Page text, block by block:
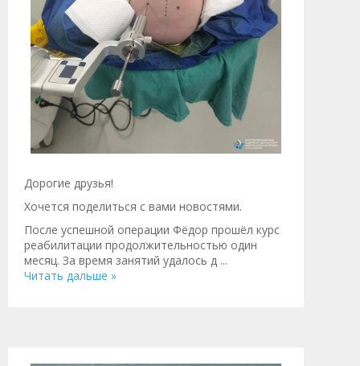
Дорогие друзья!
Хочется поделиться с вами новостями.
После успешной операции Фёдор прошёл курс
реабилитации продолжительностью один
месяц. За время занятий удалось д ...
Читать дальше »